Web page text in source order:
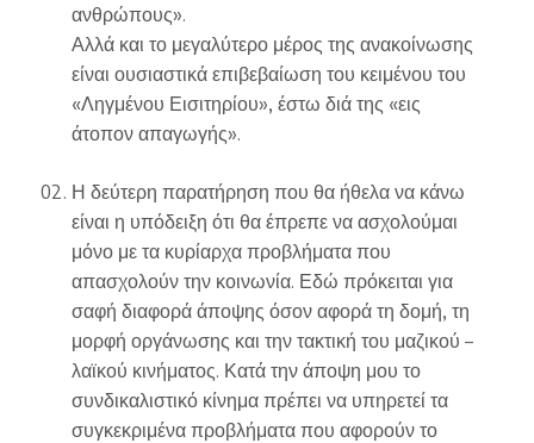
ανθρώπους».
Αλλά και το μεγαλύτερο μέρος της ανακοίνωσης
είναι ουσιαστικά επιβεβαίωση του κειμένου του
«Ληγμένου Εισιτηρίου», έστω διά της «εις
άτοπον απαγωγής».
Η δεύτερη παρατήρηση που θα ήθελα να κάνω
είναι η υπόδειξη ότι θα έπρεπε να ασχολούμαι
μόνο με τα κυρίαρχα προβλήματα που
απασχολούν την κοινωνία. Εδώ πρόκειται για
σαφή διαφορά άποψης όσον αφορά τη δομή, τη
μορφή οργάνωσης και την τακτική του μαζικού –
λαϊκού κινήματος. Κατά την άποψη μου το
συνδικαλιστικό κίνημα πρέπει να υπηρετεί τα
συγκεκριμένα προβλήματα που αφορούν το